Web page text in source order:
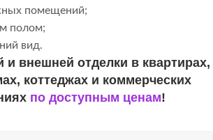
помещений;
полом;
вид.
и внешней отделки в квартирах,
коттеджах и коммерческих
по доступным ценам!